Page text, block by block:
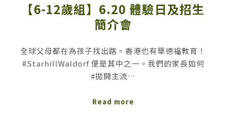
【6-12歲組】6.20 體驗日及招生
簡介會
全球父母都在為孩子找出路。香港也有華德福教育！
#StarhillWaldorf 便是其中之一。我們的家長如何
#拋開主流…
Read more